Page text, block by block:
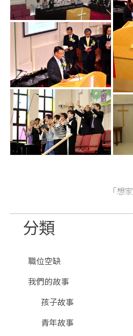
分類
職位空缺
我們的故事
孩子故事
青年故事